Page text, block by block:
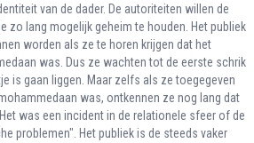
van de dader. De autoriteiten willen de
zo lang mogelijk geheim te houden. Het publiek
worden als ze te horen krijgen dat het
was. Dus ze wachten tot de eerste schrik
is gaan liggen. Maar zelfs als ze toegegeven
was, ontkennen ze nog lang dat
was een incident in de relationele sfeer of de
problemen". Het publiek is de steeds vaker